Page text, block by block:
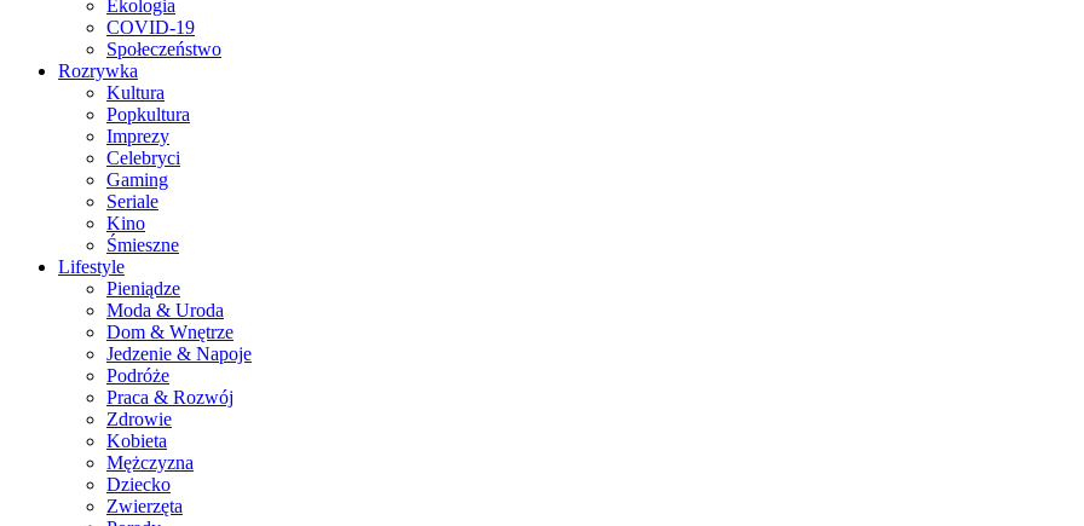
Ekologia
COVID-19
Społeczeństwo
Rozrywka
Kultura
Popkultura
Imprezy
Celebryci
Gaming
Seriale
Kino
Śmieszne
Lifestyle
Pieniądze
Moda & Uroda
Dom & Wnętrze
Jedzenie & Napoje
Podróże
Praca & Rozwój
Zdrowie
Kobieta
Mężczyzna
Dziecko
Zwierzęta